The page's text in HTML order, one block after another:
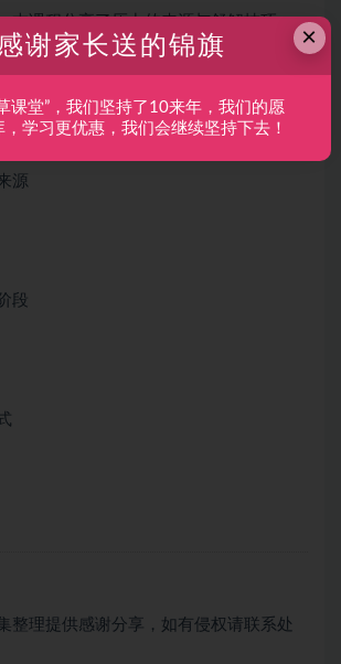
本课程分享了压力的来源与舒解技巧，
来源、形成阶段以及三大舒解方式，帮
读懂压力，通过有效的引导与舒解，化
化为提升的动力。
源
段
整理提供感谢分享，如有侵权请联系处
×
谢家长送的锦旗
课堂”，我们坚持了10来年，我们的愿
学习更优惠，我们会继续坚持下去！